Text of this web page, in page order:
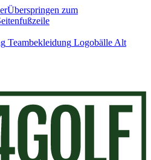
Überspringen zum
Teambekleidung Logobälle Alt